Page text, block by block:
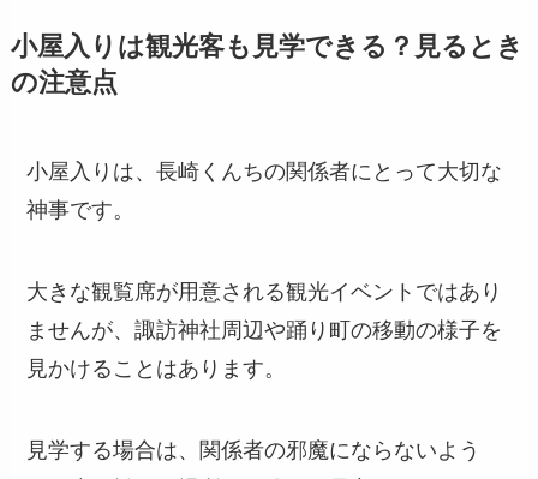
小屋入りは観光客も見学できる？見るとき
の注意点
小屋入りは、長崎くんちの関係者にとって大切な
神事です。
大きな観覧席が用意される観光イベントではあり
ませんが、諏訪神社周辺や踊り町の移動の様子を
見かけることはあります。
見学する場合は、関係者の邪魔にならないよう